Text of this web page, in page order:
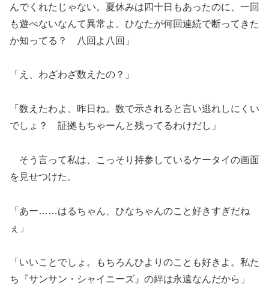
んでくれたじゃない。夏休みは四十日もあったのに、一回
も遊べないなんて異常よ。ひなたが何回連続で断ってきた
か知ってる？ 八回よ八回」
「え、わざわざ数えたの？」
「数えたわよ、昨日ね。数で示されると言い逃れしにくい
でしょ？ 証拠もちゃーんと残ってるわけだし」
そう言って私は、こっそり持参しているケータイの画面
を見せつけた。
「あー……はるちゃん、ひなちゃんのこと好きすぎだね
ぇ」
「いいことでしょ。もちろんひよりのことも好きよ。私た
ち『サンサン・シャイニーズ』の絆は永遠なんだから」